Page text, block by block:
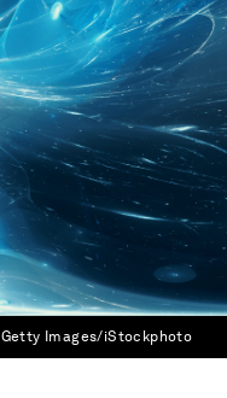
Getty Images/iStockphoto